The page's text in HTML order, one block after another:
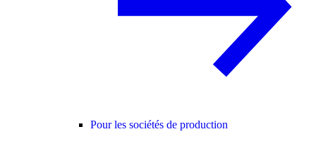
Pour les sociétés de production